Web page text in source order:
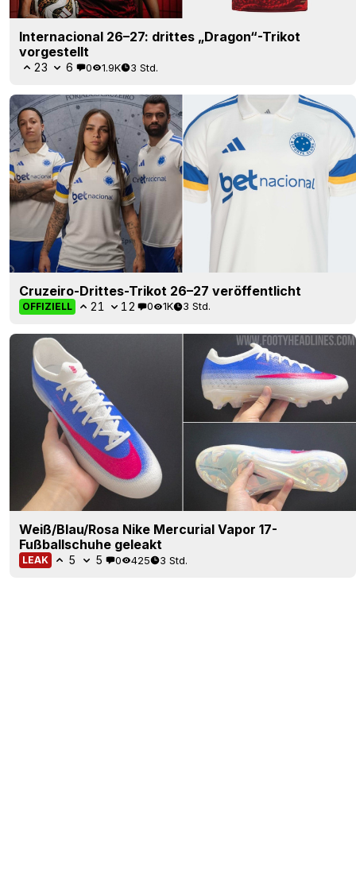
Internacional 26–27: drittes „Dragon“-Trikot
vorgestellt
23 6 0 1.9K 3 Std.
Cruzeiro-Drittes-Trikot 26–27 veröffentlicht
OFFIZIELL 21 12 0 1K 3 Std.
Weiß/Blau/Rosa Nike Mercurial Vapor 17-
Fußballschuhe geleakt
LEAK 5 5 0 425 3 Std.